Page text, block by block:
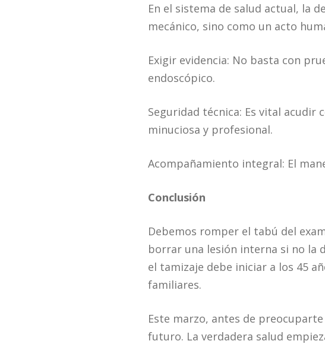
En el sistema de salud actual, la
mecánico, sino como un acto
Exigir evidencia: No basta con
endoscópico.
Seguridad técnica: Es vital acudir
minuciosa y profesional.
Acompañamiento integral: El
Conclusión
Debemos romper el tabú del
borrar una lesión interna si no la
el tamizaje debe iniciar a los 45
familiares.
Este marzo, antes de
futuro. La verdadera salud